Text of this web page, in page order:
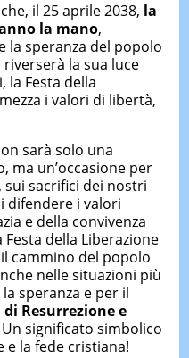
il 25 aprile 2038, la
la mano,
la speranza del popolo
la sua luce
la Festa della
i valori di libertà,
sarà solo una
ma un’occasione per
sacrifici dei nostri
difendere i valori
e della convivenza
Festa della Liberazione
cammino del popolo
nelle situazioni più
speranza e per il
di Resurrezione e
significato simbolico
e la fede cristiana!